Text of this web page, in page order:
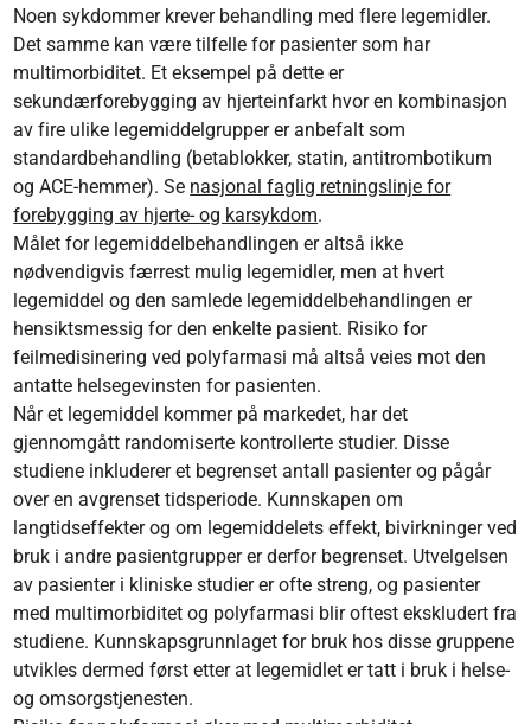
Noen sykdommer krever behandling med flere legemidler.
Det samme kan være tilfelle for pasienter som har
multimorbiditet. Et eksempel på dette er
sekundærforebygging av hjerteinfarkt hvor en kombinasjon
av fire ulike legemiddelgrupper er anbefalt som
standardbehandling (betablokker, statin, antitrombotikum
og ACE-hemmer). Se nasjonal faglig retningslinje for
forebygging av hjerte- og karsykdom.
Målet for legemiddelbehandlingen er altså ikke
nødvendigvis færrest mulig legemidler, men at hvert
legemiddel og den samlede legemiddelbehandlingen er
hensiktsmessig for den enkelte pasient. Risiko for
feilmedisinering ved polyfarmasi må altså veies mot den
antatte helsegevinsten for pasienten.
Når et legemiddel kommer på markedet, har det
gjennomgått randomiserte kontrollerte studier. Disse
studiene inkluderer et begrenset antall pasienter og pågår
over en avgrenset tidsperiode. Kunnskapen om
langtidseffekter og om legemiddelets effekt, bivirkninger ved
bruk i andre pasientgrupper er derfor begrenset. Utvelgelsen
av pasienter i kliniske studier er ofte streng, og pasienter
med multimorbiditet og polyfarmasi blir oftest ekskludert fra
studiene. Kunnskapsgrunnlaget for bruk hos disse gruppene
utvikles dermed først etter at legemidlet er tatt i bruk i helse-
og omsorgstjenesten.